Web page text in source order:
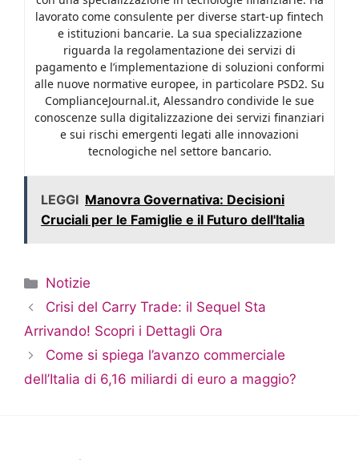
lavorato come consulente per diverse start-up fintech
e istituzioni bancarie. La sua specializzazione
riguarda la regolamentazione dei servizi di
pagamento e l’implementazione di soluzioni conformi
alle nuove normative europee, in particolare PSD2. Su
ComplianceJournal.it, Alessandro condivide le sue
conoscenze sulla digitalizzazione dei servizi finanziari
e sui rischi emergenti legati alle innovazioni
tecnologiche nel settore bancario.
LEGGI Manovra Governativa: Decisioni
Cruciali per le Famiglie e il Futuro dell'Italia
Categorie
Notizie
Crisi del Carry Trade: il Sequel Sta
Arrivando! Scopri i Dettagli Ora
Come si spiega l’avanzo commerciale
dell’Italia di 6,16 miliardi di euro a maggio?